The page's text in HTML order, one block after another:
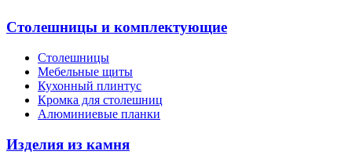
Столешницы и комплектующие
Столешницы
Мебельные щиты
Кухонный плинтус
Кромка для столешниц
Алюминиевые планки
Изделия из камня